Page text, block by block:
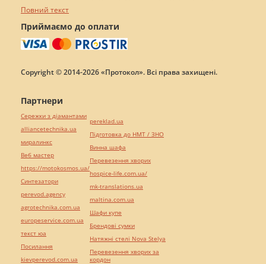
Повний текст
Приймаємо до оплати
Copyright © 2014-2026 «Протокол». Всі права захищені.
Партнери
Сережки з діамантами
alliancetechnika.ua
миралинкс
Веб мастер
https://motokosmos.ua/
Синтезатори
perevod.agency
agrotechnika.com.ua
europeservice.com.ua
текст юа
Посилання
kievperevod.com.ua
pereklad.ua
Підготовка до НМТ / ЗНО
Винна шафа
Перевезення хворих
hospice-life.com.ua/
mk-translations.ua
maltina.com.ua
Шафи купе
Брендові сумки
Натяжні стелі Nova Stelya
Перевезення хворих за
кордон